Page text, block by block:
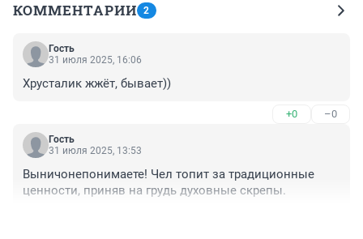
КОММЕНТАРИИ 2
Гость
31 июля 2025, 16:06
Хрусталик жжёт, бывает))
+0 –0
Гость
31 июля 2025, 13:53
Выничонепонимаете! Чел топит за традиционные
ценности, приняв на грудь духовные скрепы.